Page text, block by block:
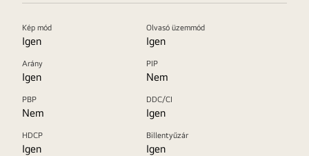
Kép mód
Igen
Olvasó üzemmód
Igen
Arány
Igen
PIP
Nem
PBP
Nem
DDC/CI
Igen
HDCP
Igen
Billentyűzár
Igen